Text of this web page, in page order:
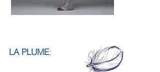
LA PLUME: